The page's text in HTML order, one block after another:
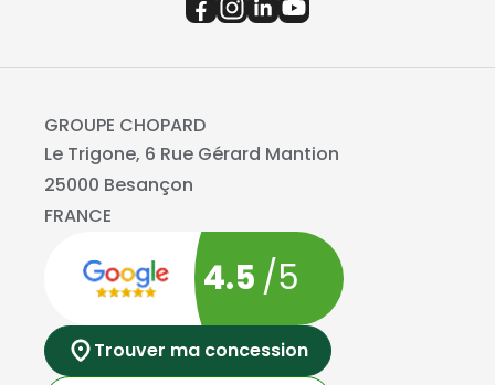
GROUPE CHOPARD
Le Trigone, 6 Rue Gérard Mantion
25000 Besançon
FRANCE
4.5 /5
Trouver ma concession